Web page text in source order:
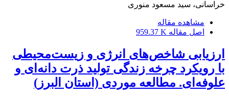
خراسانی، سید مسعود منوری
مشاهده مقاله
اصل مقاله 959.37 K
ارزیابی شاخص‌های انرژی و زیست‌محیطی
با رویکرد چرخه زندگی تولید ذرت دانه‌ای و
علوفه‌ای. مطالعه موردی (استان البرز)